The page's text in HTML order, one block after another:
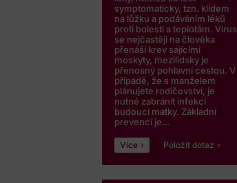
symptomaticky, tzn. klidem
na lůžku a podáváním léků
proti bolesti a teplotám. Virus
se nejčastěji na člověka
přenáší krev sajícími
moskyty, mezilidsky je
přenosný pohlavní cestou. V
případě, že s manželem
plánujete rodičovství, je
nutné zabránit infekci
budoucí matky. Základní
prevencí je...
Více Položit dotaz